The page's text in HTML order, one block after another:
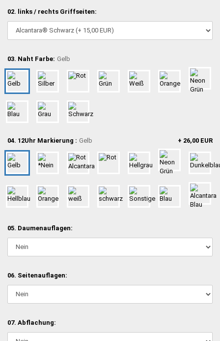
02. links / rechts Griffseiten:
03. Naht Farbe: Gelb
04. 12Uhr Markierung : Gelb + 26,00 EUR
05. Daumenauflagen:
06. Seitenauflagen:
07. Abflachung: